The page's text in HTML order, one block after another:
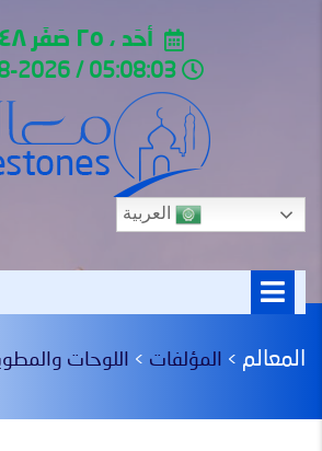
أحَد ، ٢٥ صَفَر ١٤٤٨
العربية
المعالم > المؤلفات > اللوحات